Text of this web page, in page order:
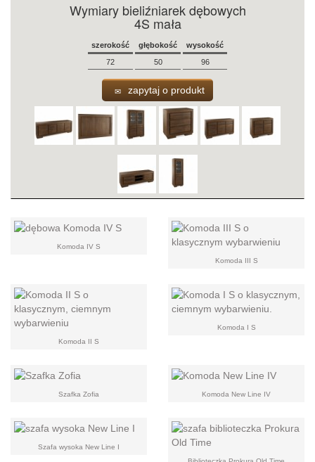
Wymiary bieliźniarek dębowych
4S mała
szerokość głębokość
wysokość
72
50 96
zapytaj o produkt
Komoda IV S
Komoda III S
Komoda II S
Komoda I S
Szafka Zofia Komoda New Line IV
Szafa wysoka New Line I